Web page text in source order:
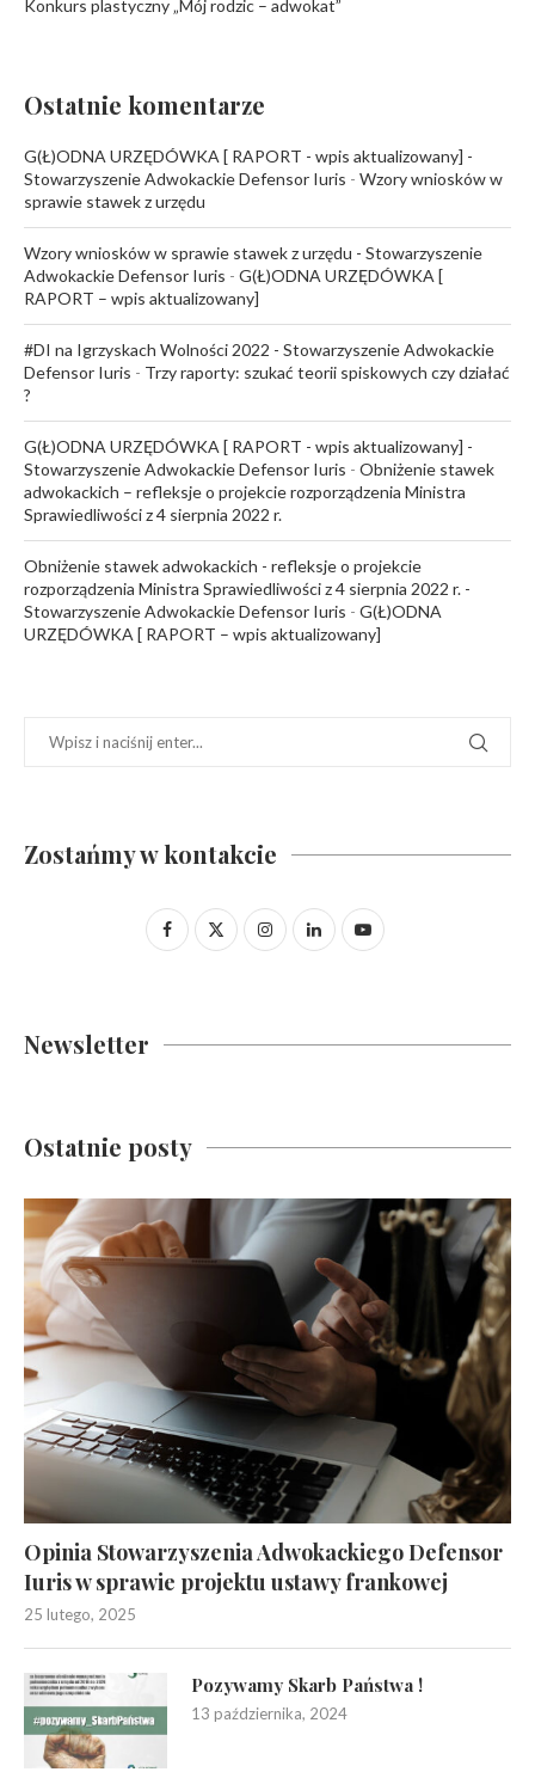
Konkurs plastyczny „Mój rodzic – adwokat”
Ostatnie komentarze
G(Ł)ODNA URZĘDÓWKA [ RAPORT - wpis aktualizowany] -
Stowarzyszenie Adwokackie Defensor Iuris - Wzory wniosków w
sprawie stawek z urzędu
Wzory wniosków w sprawie stawek z urzędu - Stowarzyszenie
Adwokackie Defensor Iuris - G(Ł)ODNA URZĘDÓWKA [
RAPORT – wpis aktualizowany]
#DI na Igrzyskach Wolności 2022 - Stowarzyszenie Adwokackie
Defensor Iuris - Trzy raporty: szukać teorii spiskowych czy działać
?
G(Ł)ODNA URZĘDÓWKA [ RAPORT - wpis aktualizowany] -
Stowarzyszenie Adwokackie Defensor Iuris - Obniżenie stawek
adwokackich – refleksje o projekcie rozporządzenia Ministra
Sprawiedliwości z 4 sierpnia 2022 r.
Obniżenie stawek adwokackich - refleksje o projekcie
rozporządzenia Ministra Sprawiedliwości z 4 sierpnia 2022 r. -
Stowarzyszenie Adwokackie Defensor Iuris - G(Ł)ODNA
URZĘDÓWKA [ RAPORT – wpis aktualizowany]
Zostańmy w kontakcie
Newsletter
Ostatnie posty
Opinia Stowarzyszenia Adwokackiego Defensor
Iuris w sprawie projektu ustawy frankowej
25 lutego, 2025
Pozywamy Skarb Państwa !
13 października, 2024